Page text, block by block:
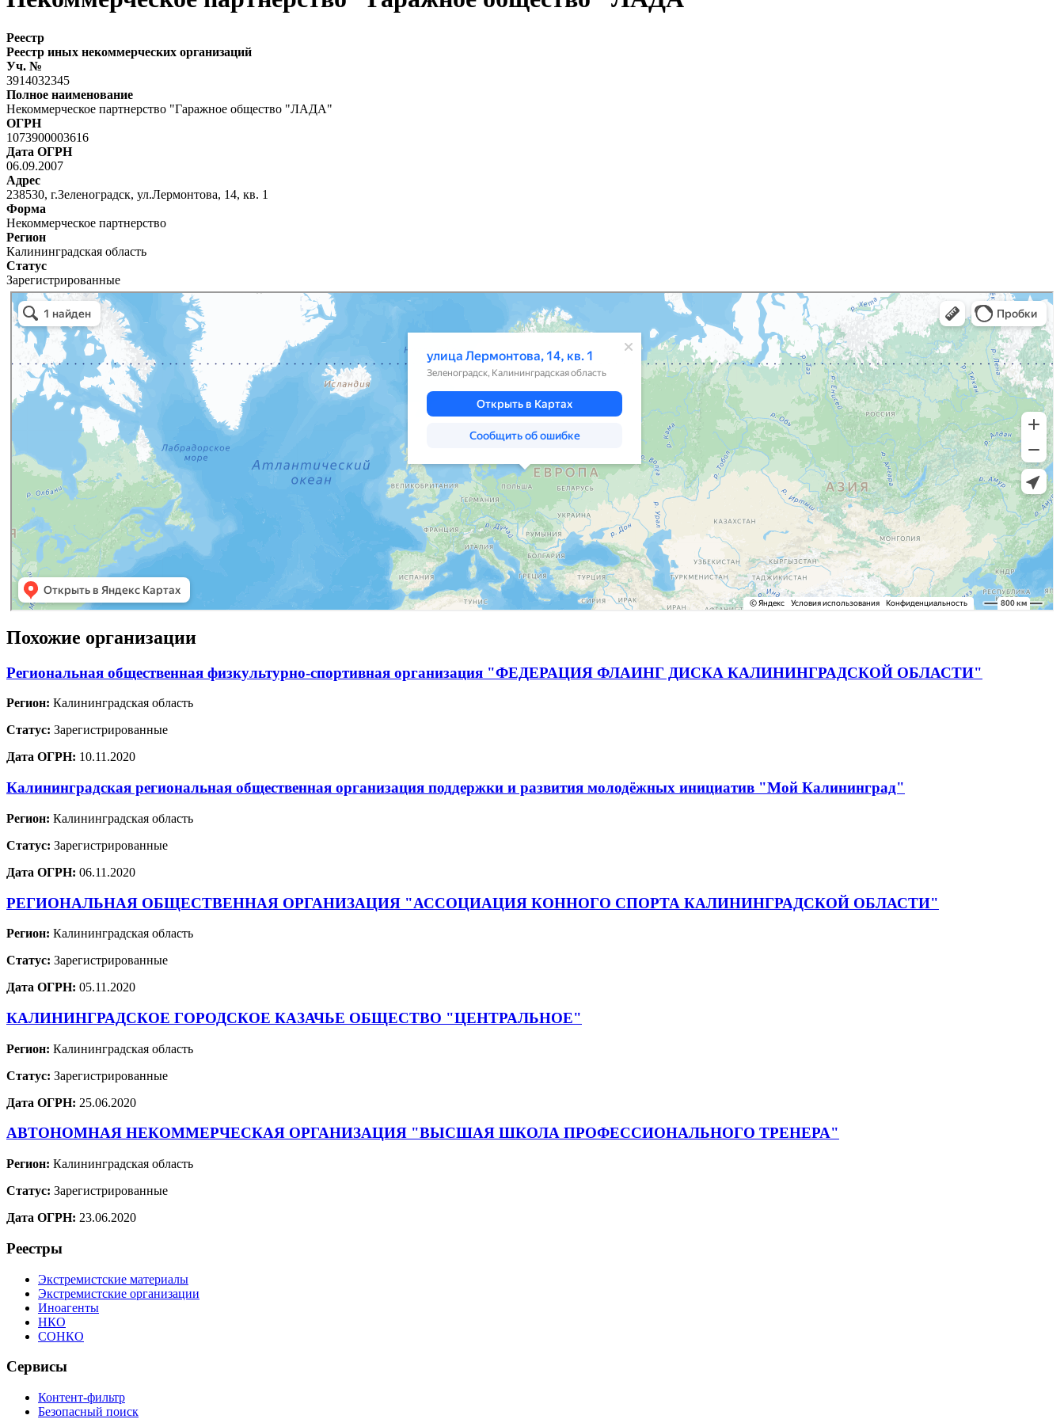
Реестр
Реестр иных некоммерческих организаций
Уч. №
3914032345
Полное наименование
Некоммерческое партнерство "Гаражное общество "ЛАДА"
ОГРН
1073900003616
Дата ОГРН
06.09.2007
Адрес
238530, г.Зеленоградск, ул.Лермонтова, 14, кв. 1
Форма
Некоммерческое партнерство
Регион
Калининградская область
Статус
Зарегистрированные
Похожие организации
Региональная общественная физкультурно-спортивная организация "ФЕДЕРАЦИЯ ФЛАИНГ ДИСКА КАЛИНИНГРАДСКОЙ ОБЛАСТИ"
Регион: Калининградская область
Статус: Зарегистрированные
Дата ОГРН: 10.11.2020
Калининградская региональная общественная организация поддержки и развития молодёжных инициатив "Мой Калининград"
Регион: Калининградская область
Статус: Зарегистрированные
Дата ОГРН: 06.11.2020
РЕГИОНАЛЬНАЯ ОБЩЕСТВЕННАЯ ОРГАНИЗАЦИЯ "АССОЦИАЦИЯ КОННОГО СПОРТА КАЛИНИНГРАДСКОЙ ОБЛАСТИ"
Регион: Калининградская область
Статус: Зарегистрированные
Дата ОГРН: 05.11.2020
КАЛИНИНГРАДСКОЕ ГОРОДСКОЕ КАЗАЧЬЕ ОБЩЕСТВО "ЦЕНТРАЛЬНОЕ"
Регион: Калининградская область
Статус: Зарегистрированные
Дата ОГРН: 25.06.2020
АВТОНОМНАЯ НЕКОММЕРЧЕСКАЯ ОРГАНИЗАЦИЯ "ВЫСШАЯ ШКОЛА ПРОФЕССИОНАЛЬНОГО ТРЕНЕРА"
Регион: Калининградская область
Статус: Зарегистрированные
Дата ОГРН: 23.06.2020
Реестры
Экстремистские материалы
Экстремистские организации
Иноагенты
НКО
СОНКО
Сервисы
Контент-фильтр
Безопасный поиск